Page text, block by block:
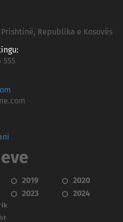
Prishtinë, Republika e Kosovës
555
2019
2020
2023
2024